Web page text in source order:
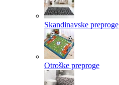
Skandinavske preproge
Otroške preproge